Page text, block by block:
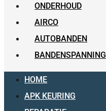
ONDERHOUD
AIRCO
AUTOBANDEN
BANDENSPANNING
HOME
APK KEURING